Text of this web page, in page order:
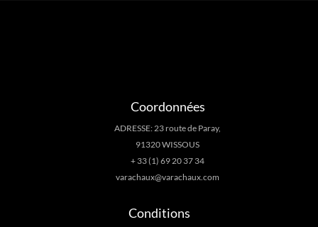
Coordonnées
ADRESSE: 23 route de Paray,
91320 WISSOUS
+ 33 (1) 69 20 37 34
varachaux@varachaux.com
Conditions